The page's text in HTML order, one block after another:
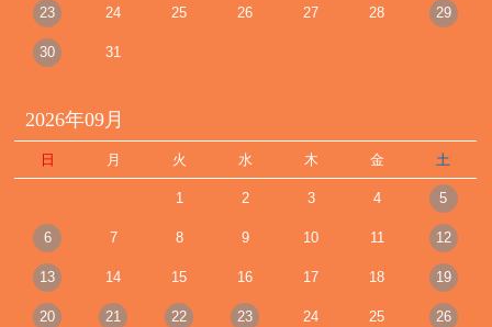
23 24 25 26 27 28 29
30 31
2026年09月
日 月 火 水 木 金 土
1 2 3 4 5
6 7 8 9 10 11 12
13 14 15 16 17 18 19
20 21 22 23 24 25 26